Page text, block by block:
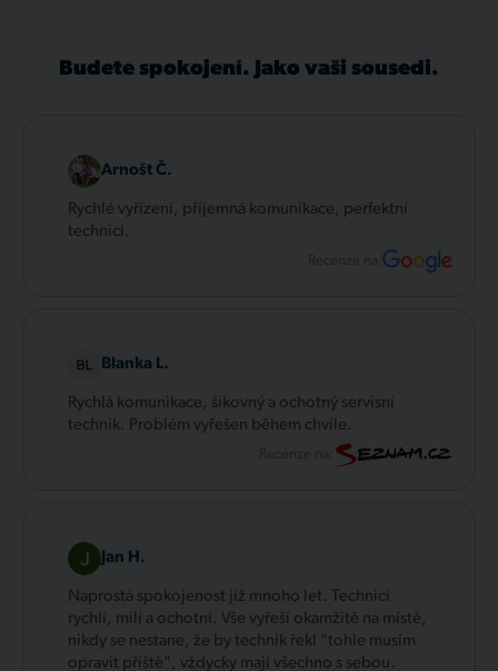
Budete spokojení. Jako vaši sousedi.
Arnošt Č.
Rychlé vyřízení, příjemná komunikace, perfektní
technici.
Recenze na:
Blanka L.
Rychlá komunikace, šikovný a ochotný servisní
technik. Problém vyřešen během chvíle.
Jan H.
Naprostá spokojenost již mnoho let. Technici
rychlí, milí a ochotní. Vše vyřeší okamžitě na místě,
nikdy se nestane, že by technik řekl "tohle musím
opravit příště", vždycky mají všechno s sebou.